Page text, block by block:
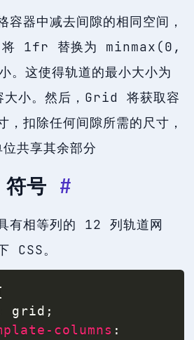
容器中减去间隙的相同空间，
将 1fr 替换为 minmax(0,
这使得轨道的最小大小为
大小。然后，Grid 将获取容
，扣除任何间隙所需的尺寸，
共享其余部分
号 #
有相等列的 12 列轨道网
CSS。
grid ;
columns :